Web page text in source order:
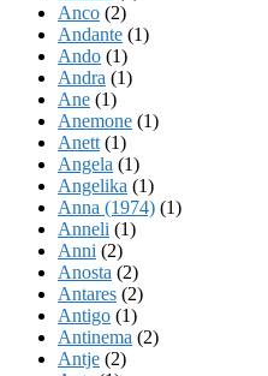
Anco (2)
Andante (1)
Ando (1)
Andra (1)
Ane (1)
Anemone (1)
Anett (1)
Angela (1)
Angelika (1)
Anna (1974) (1)
Anneli (1)
Anni (2)
Anosta (2)
Antares (2)
Antigo (1)
Antinema (2)
Antje (2)